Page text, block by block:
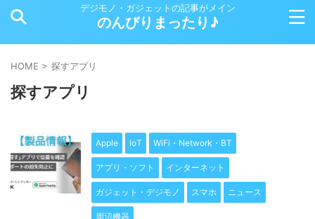
デジモノ・ガジェットの記事がメイン
のんびりまったり♪
HOME > 探すアプリ
探すアプリ
Apple IoT WiFi・Network・BT
アプリ・ソフト インターネット
ガジェット・デジモノ スマホ ニュース
周辺機器